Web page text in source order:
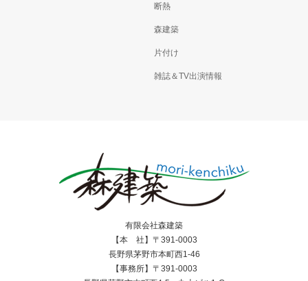
断熱
森建築
片付け
雑誌＆TV出演情報
有限会社森建築
【本 社】〒391-0003
長野県茅野市本町西1-46
【事務所】〒391-0003